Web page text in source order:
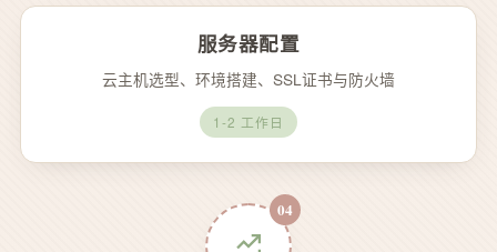
服务器配置
云主机选型、环境搭建、SSL证书与防火墙
1-2 工作日
04